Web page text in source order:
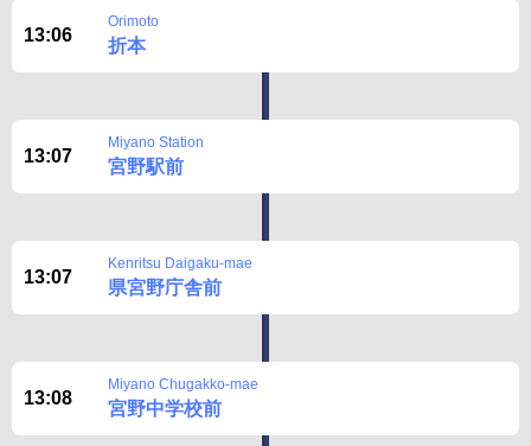
13:06
Orimoto
折本
13:07
Miyano Station
宮野駅前
13:07
Kenritsu Daigaku-mae
県宮野庁舎前
13:08
Miyano Chugakko-mae
宮野中学校前